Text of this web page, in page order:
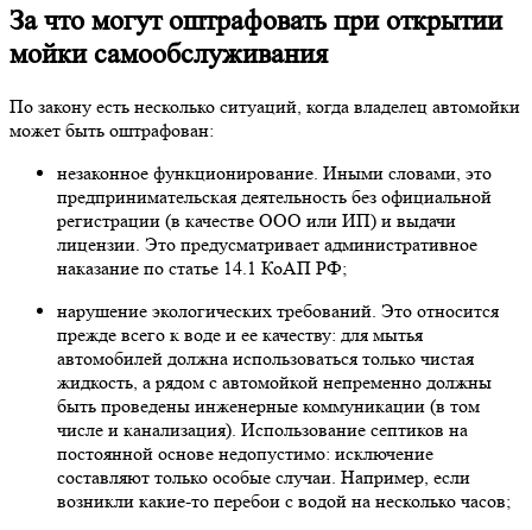
За что могут оштрафовать при открытии
мойки самообслуживания
По закону есть несколько ситуаций, когда владелец автомойки
может быть оштрафован:
незаконное функционирование. Иными словами, это
предпринимательская деятельность без официальной
регистрации (в качестве ООО или ИП) и выдачи
лицензии. Это предусматривает административное
наказание по статье 14.1 КоАП РФ;
нарушение экологических требований. Это относится
прежде всего к воде и ее качеству: для мытья
автомобилей должна использоваться только чистая
жидкость, а рядом с автомойкой непременно должны
быть проведены инженерные коммуникации (в том
числе и канализация). Использование септиков на
постоянной основе недопустимо: исключение
составляют только особые случаи. Например, если
возникли какие-то перебои с водой на несколько часов;